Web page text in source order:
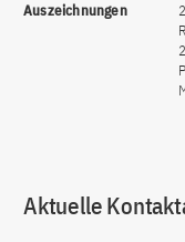
Auszeichnungen
Aktuelle